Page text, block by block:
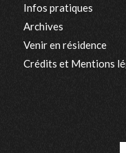
Infos pratiques
Archives
Venir en résidence
Crédits et Mentions